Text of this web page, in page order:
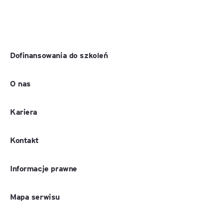
Dofinansowania do szkoleń
O nas
Kariera
Kontakt
Informacje prawne
Mapa serwisu